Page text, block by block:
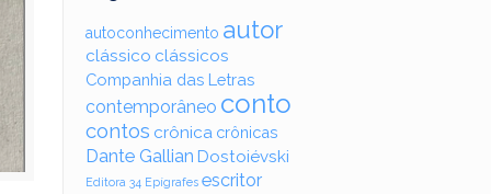
autoconhecimento autor
clássico clássicos
Companhia das Letras
contemporâneo conto
contos crônica crônicas
Dante Gallian Dostoiévski
Editora 34 Epígrafes escritor